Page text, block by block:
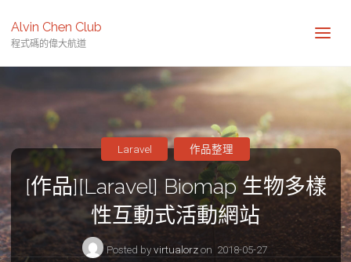
Alvin Chen Club
程式碼的偉大航道
[作品][Laravel] Biomap 生物多樣
性互動式活動網站
Posted byvirtualorzon 2018-05-27
Laravel 作品整理